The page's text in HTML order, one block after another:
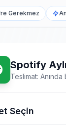
Gerekmez
Spotify
Teslimat: Anında
Seçin